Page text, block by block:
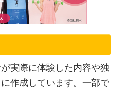
実際に体験した内容や独
作成しています。一部で